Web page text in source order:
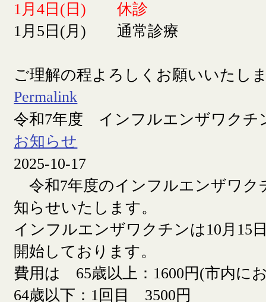
1月4日(日) 休診
1月5日(月) 通常診療
ご理解の程よろしくお願いいたし
Permalink
令和7年度 インフルエンザワクチ
お知らせ
2025-10-17
令和7年度のインフルエンザワク
知らせいたします。
インフルエンザワクチンは10月15
開始しております。
費用は 65歳以上：1600円(市内に
64歳以下：1回目 3500円